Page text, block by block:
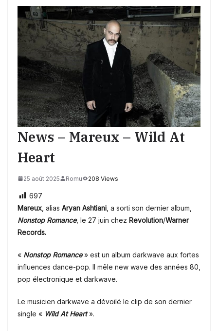
News – Mareux – Wild At
Heart
25 août 2025 Romu 208 Views
697
Mareux , alias Aryan Ashtiani , a sorti son dernier album,
Nonstop Romance, le 27 juin chez Revolution/Warner
Records.
« Nonstop Romance» est un album darkwave aux fortes
influences dance-pop. Il mêle new wave des années 80,
pop électronique et darkwave.
Le musicien darkwave a dévoilé le clip de son dernier
single « Wild At Heart».